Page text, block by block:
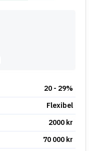
20 - 29%
Flexibel
2000 kr
70 000 kr